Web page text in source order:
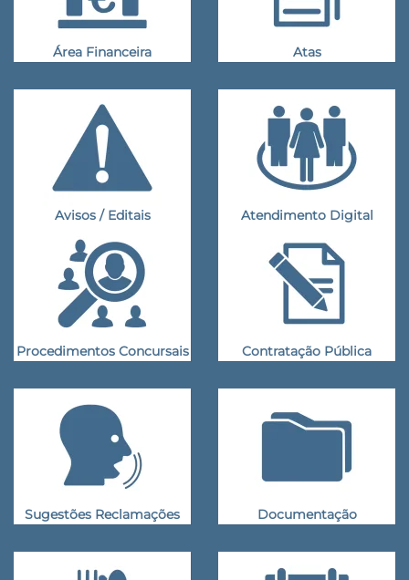
Área Financeira Atas
Avisos / Editais Atendimento Digital
Procedimentos Concursais Contratação Pública
Sugestões Reclamações Documentação